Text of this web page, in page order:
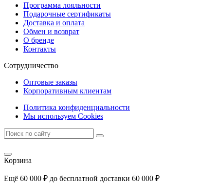
Программа лояльности
Подарочные сертификаты
Доставка и оплата
Обмен и возврат
О бренде
Контакты
Сотрудничество
Оптовые заказы
Корпоративным клиентам
Политика конфиденциальности
Мы используем Cookies
Корзина
Ещё 60 000 ₽ до бесплатной доставки 60 000 ₽